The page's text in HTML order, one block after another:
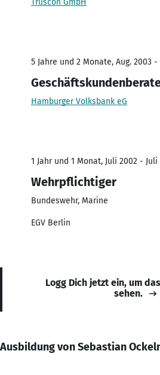
5 Jahre und 2 Monate, Aug. 2003 -
Hamburger Volksbank eG
1 Jahr und 1 Monat, Juli 2002 - Juli
Wehrpflichtiger
Bundeswehr, Marine
EGV Berlin
Logg Dich jetzt ein, um
sehen.
Ausbildung von Sebastian